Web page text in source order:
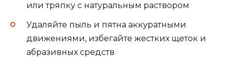
или тряпку с натуральным раствором
Удаляйте пыль и пятна аккуратными
движениями, избегайте жестких щеток и
абразивных средств